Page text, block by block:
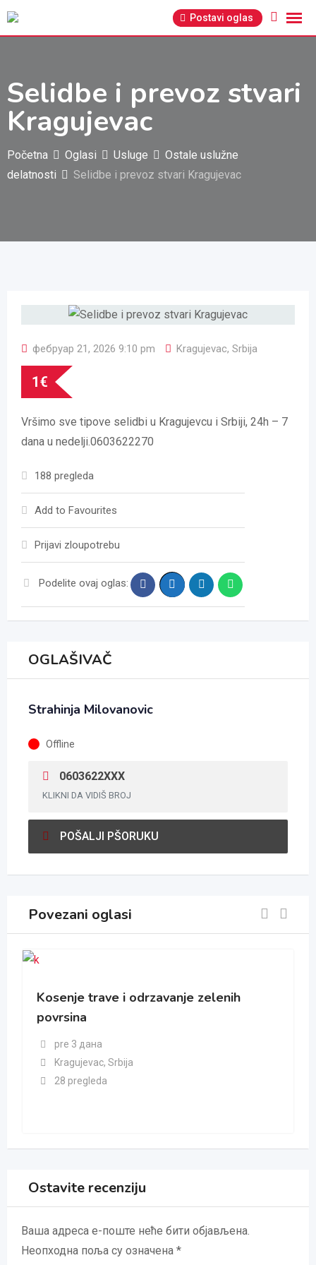
Pređi
Postavi oglas
Selidbe i prevoz stvari
Kragujevac
Početna Oglasi Usluge
Ostale uslužne
delatnosti
Selidbe i prevoz stvari Kragujevac
фебруар 21, 2026 9:10 pm Kragujevac, Srbija
1€
Vršimo sve tipove selidbi u Kragujevcu i Srbiji, 24h – 7
dana u nedelji.0603622270
188 pregleda
Add to Favourites
Prijavi zloupotrebu
Podelite ovaj oglas:
OGLAŠIVAČ
Strahinja Milovanovic
Offline
0603622XXX
KLIKNI DA VIDIŠ BROJ
POŠALJI PŠORUKU
Povezani oglasi
Kosenje trave i odrzavanje zelenih
povrsina
pre 3 дана
Kragujevac, Srbija
28 pregleda
Ostavite recenziju
Ваша адреса е-поште неће бити објављена.
Неопходна поља су означена *